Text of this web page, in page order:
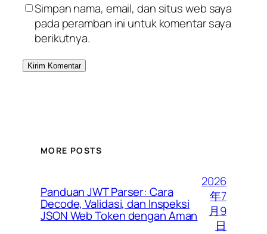
Simpan nama, email, dan situs web saya
pada peramban ini untuk komentar saya
berikutnya.
MORE POSTS
Panduan JWT Parser: Cara
Decode, Validasi, dan Inspeksi
JSON Web Token dengan Aman
2026
年7
月9
日